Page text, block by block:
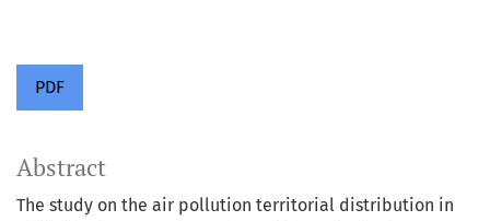
PDF
Abstract
The study on the air pollution territorial distribution in